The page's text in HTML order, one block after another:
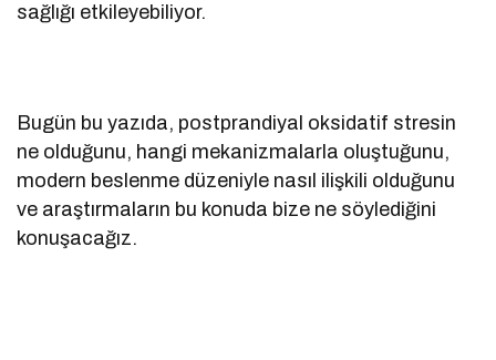
sağlığı etkileyebiliyor.
Bugün bu yazıda, postprandiyal oksidatif stresin
ne olduğunu, hangi mekanizmalarla oluştuğunu,
modern beslenme düzeniyle nasıl ilişkili olduğunu
ve araştırmaların bu konuda bize ne söylediğini
konuşacağız.